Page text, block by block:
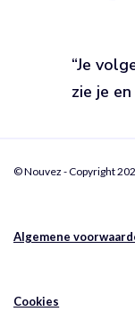
“Je
zie je
© Nouvez - Copyright
Algemene
Cookies